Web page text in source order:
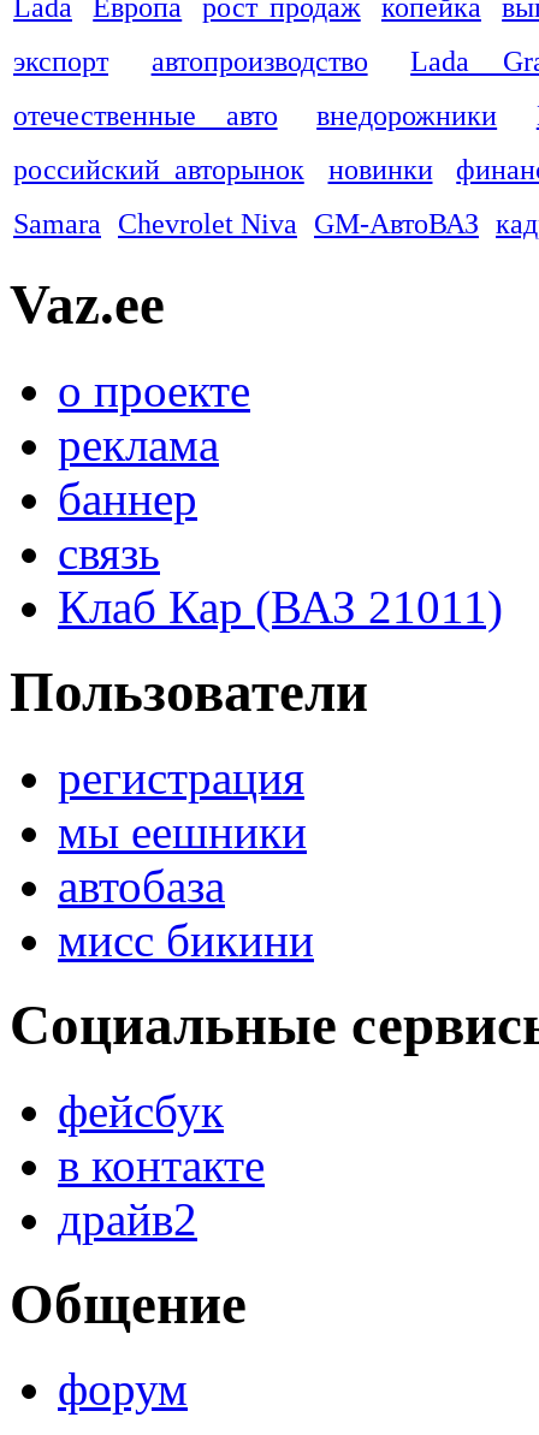
экспорт
автопроизводство
Lada
отечественные авто
внедорожники
российский авторынок
новинки
Samara
Chevrolet Niva GM-АвтоВАЗ
Vaz.ee
о проекте
реклама
баннер
связь
Клаб Кар (ВАЗ 21011)
Пользователи
регистрация
мы еешники
автобаза
мисс бикини
Социальные
фейсбук
в контакте
драйв2
Общение
форум